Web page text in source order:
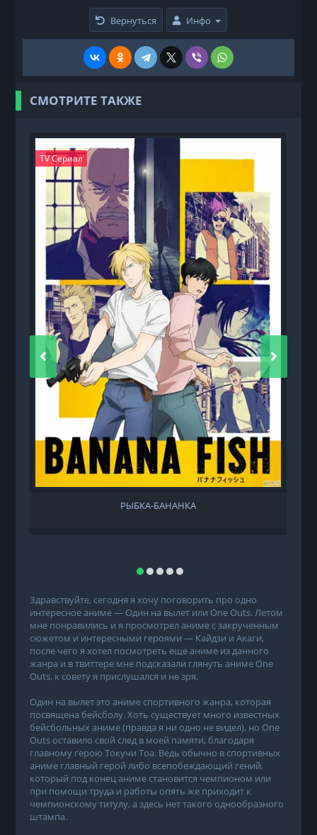
Вернуться Инфо
СМОТРИТЕ ТАКЖЕ
TV Сериал
РЫБКА-БАНАНКА
Здравствуйте, сегодня я хочу поговорить про одно
интересное аниме — Один на вылет или One Outs. Летом
мне понравились и я просмотрел аниме с закрученным
сюжетом и интересными героями — Кайдзи и Акаги,
после чего я хотел посмотреть еще аниме из данного
жанра и в твиттере мне подсказали глянуть аниме One
Outs, к совету я прислушался и не зря.
Один на вылет это аниме спортивного жанра, которая
посвящена бейсболу. Хоть существует много известных
бейсбольных аниме (правда я ни одно не видел), но One
Outs оставило свой след в моей памяти, благодаря
главному герою Токучи Тоа. Ведь обычно в спортивных
аниме главный герой либо всепобеждающий гений,
который под конец аниме становится чемпионом или
при помощи труда и работы опять же приходит к
чемпионскому титулу, а здесь нет такого однообразного
штампа.